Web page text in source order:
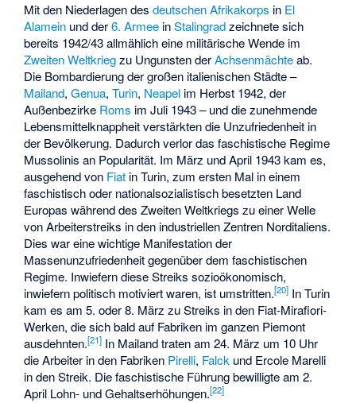
Mit den Niederlagen desdeutschen Afrikakorps in El
Alamein und der6. Armee inStalingradzeichnete sich
bereits 1942/43 allmählich eine militärische Wende im
Zweiten Weltkriegzu Ungunsten derAchsenmächteab.
Die Bombardierung der großen italienischen Städte –
Mailand,Genua,Turin, Neapel im Herbst 1942, der
Außenbezirke Roms im Juli 1943 – und die zunehmende
Lebensmittelknappheit verstärkten die Unzufriedenheit in
der Bevölkerung. Dadurch verlor das faschistische Regime
Mussolinis an Popularität. Im März und April 1943 kam es,
ausgehend von Fiat in Turin, zum ersten Mal in einem
faschistisch oder nationalsozialistisch besetzten Land
Europas während des Zweiten Weltkriegs zu einer Welle
von Arbeiterstreiks in den industriellen Zentren Norditaliens.
Dies war eine wichtige Manifestation der
Massenunzufriedenheit gegenüber dem faschistischen
Regime. Inwiefern diese Streiks sozioökonomisch,
inwiefern politisch motiviert waren, ist umstritten.[20] In Turin
kam es am 5. oder 8. März zu Streiks in den Fiat-Mirafiori-
Werken, die sich bald auf Fabriken im ganzen Piemont
ausdehnten.[21] In Mailand traten am 24. März um 10 Uhr
die Arbeiter in den Fabriken Pirelli, Falck und Ercole Marelli
in den Streik. Die faschistische Führung bewilligte am 2.
April Lohn- und Gehaltserhöhungen.[22]